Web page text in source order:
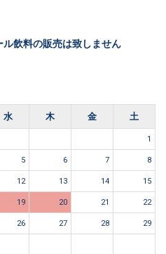
飲料の販売は致しません
水 木 金 土
1
5 6 7
8
12 13 14
15
19 20 21
22
26 27 28
29